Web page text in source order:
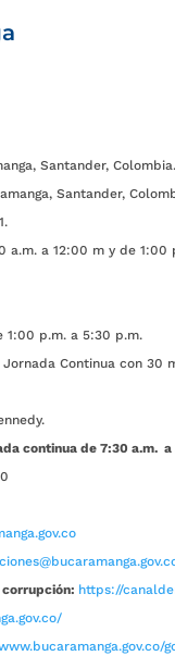
Santander, Colombia.
Santander,
a.m. a 12:00 m y de
p.m. a 5:30 p.m.
Continua con 30
continua de 7:30 a.m.
corrupción: https://